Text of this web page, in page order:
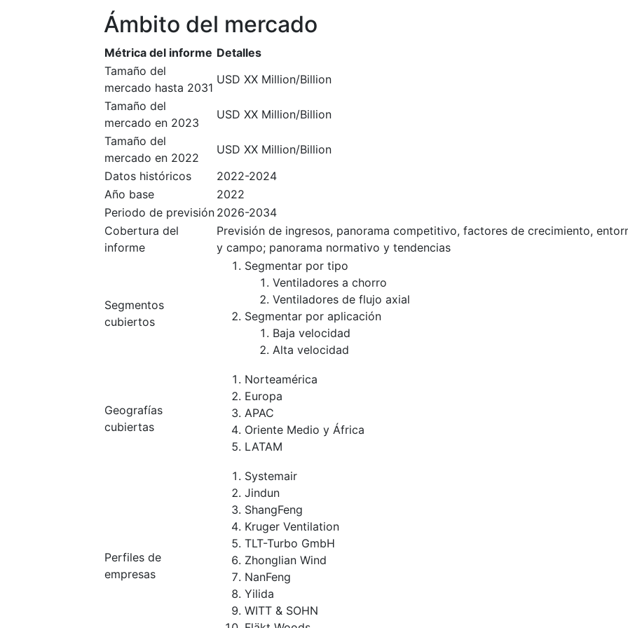
Ámbito del mercado
Métrica del informe Detalles
Tamaño del
mercado hasta 2031
USD XX Million/Billion
Tamaño del
mercado en 2023
USD XX Million/Billion
Tamaño del
mercado en 2022
USD XX Million/Billion
Datos históricos
2022-2024
Año base
2022
Periodo de previsión 2026-2034
Cobertura del
informe
Previsión de ingresos, panorama competitivo, factores de crecimiento,
y campo; panorama normativo y tendencias
Segmentos
cubiertos
Segmentar por tipo
Ventiladores a chorro
Ventiladores de flujo axial
Segmentar por aplicación
Baja velocidad
Alta velocidad
Geografías
cubiertas
Norteamérica
Europa
APAC
Oriente Medio y África
LATAM
Perfiles de
empresas
Systemair
Jindun
ShangFeng
Kruger Ventilation
TLT-Turbo GmbH
Zhonglian Wind
NanFeng
Yilida
WITT & SOHN